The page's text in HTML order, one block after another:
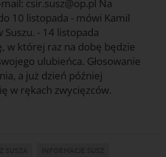
csir.susz@op.pl Na
10 listopada - mówi Kamil
Suszu. - 14 listopada
w której raz na dobę będzie
ulubieńca. Głosowanie
a już dzień później
w rękach zwycięzców.